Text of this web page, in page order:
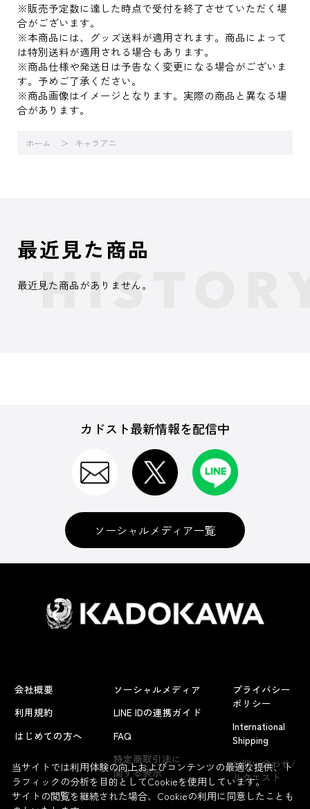
※販売予定数に達した時点で受付を終了させていただく場
合がございます。
※本商品には、グッズ送料が適用されます。商品によって
は特別送料が適用される場合もあります。
※商品仕様や発送日は予告なく変更になる場合がございま
す。予めご了承ください。
※商品画像はイメージとなります。実際の商品と異なる場
合があります。
ホーム キャラアニ
よくあるお問い合わせ
最近見た商品
最近見た商品がありません。
カドスト最新情報を配信中
ソーシャルメディア一覧
会社概要
利用規約
はじめての方へ
ソーシャルメディア
LINE IDの連携ガイド
FAQ
特定商取引法に
関する表示
プライバシー
ポリシー
International
Shipping
お問い合わせ/
リクエスト
当サイトでは利用体験の向上およびコンテンツの最適な提供、ト
ラフィックの分析を目的としてCookieを使用しています。
サイトの閲覧を継続された場合、Cookieの利用に同意したことも